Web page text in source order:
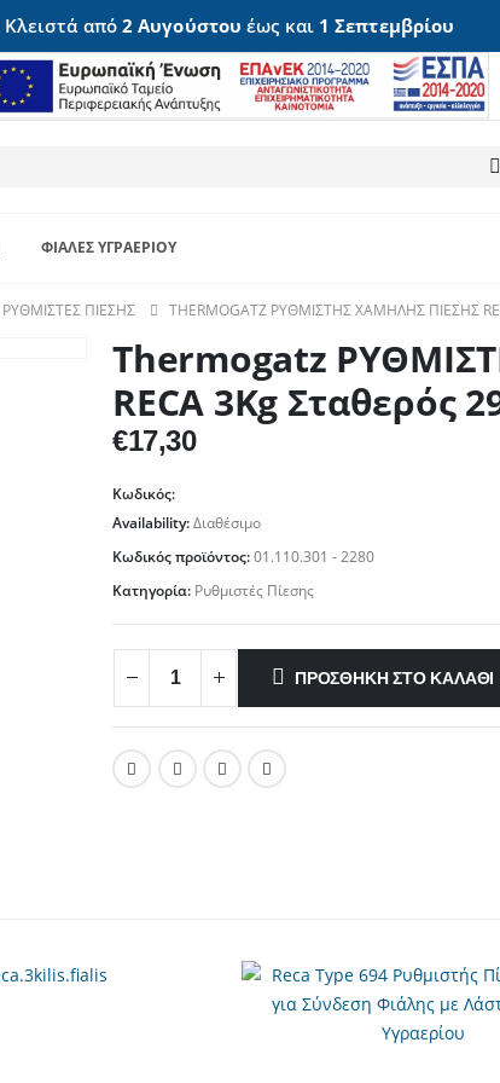
Κλειστά από 2 Αυγούστου έως και 1 Σεπτεμβρίου
ΦΙΆΛΕΣ ΥΓΡΑΕΡΊΟΥ
ΡΥΘΜΙΣΤΈΣ ΠΊΕΣΗΣ THERMOGATZ ΡΥΘΜΙΣΤΗΣ ΧΑΜΗΛΗΣ ΠΙΕΣΗΣ
Thermogatz
RECA 3Kg Σταθερός
€17,30
Κωδικός:
Availability:Διαθέσιμο
Κωδικός προϊόντος:01.110.301 - 2280
Κατηγορία: Ρυθμιστές Πίεσης
ΠΡΟΣΘΉΚΗ ΣΤΟ ΚΑΛΆΘΙ